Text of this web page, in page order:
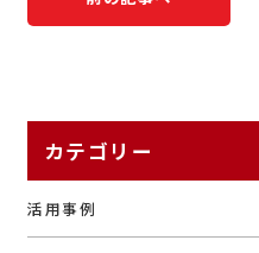
カテゴリー
活用事例